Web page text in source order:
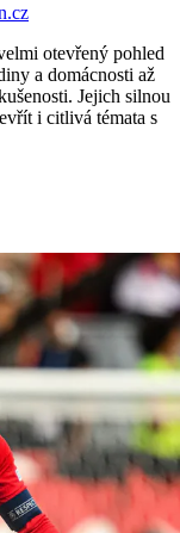
otevřený pohled
a domácnosti až
Jejich silnou
i citlivá témata s